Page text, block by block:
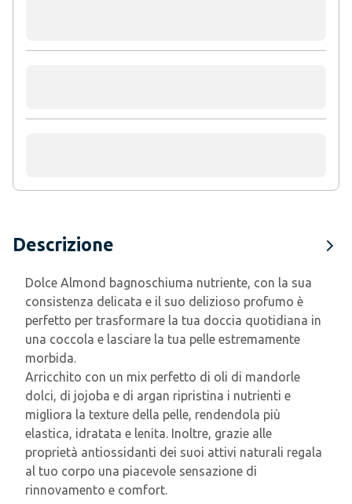
Descrizione
Dolce Almond bagnoschiuma nutriente, con la sua
consistenza delicata e il suo delizioso profumo è
perfetto per trasformare la tua doccia quotidiana in
una coccola e lasciare la tua pelle estremamente
morbida.
Arricchito con un mix perfetto di oli di mandorle
dolci, di jojoba e di argan ripristina i nutrienti e
migliora la texture della pelle, rendendola più
elastica, idratata e lenita. Inoltre, grazie alle
proprietà antiossidanti dei suoi attivi naturali regala
al tuo corpo una piacevole sensazione di
rinnovamento e comfort.